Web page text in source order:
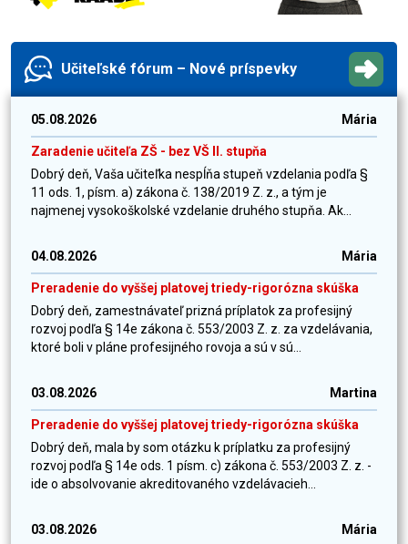
Učiteľské fórum – Nové príspevky
05.08.2026 Mária
Zaradenie učiteľa ZŠ - bez VŠ II. stupňa
Dobrý deň, Vaša učiteľka nespĺňa stupeň vzdelania podľa §
11 ods. 1, písm. a) zákona č. 138/2019 Z. z., a tým je
najmenej vysokoškolské vzdelanie druhého stupňa. Ak...
04.08.2026 Mária
Preradenie do vyššej platovej triedy-rigorózna skúška
Dobrý deň, zamestnávateľ prizná príplatok za profesijný
rozvoj podľa § 14e zákona č. 553/2003 Z. z. za vzdelávania,
ktoré boli v pláne profesijného rovoja a sú v sú...
03.08.2026 Martina
Preradenie do vyššej platovej triedy-rigorózna skúška
Dobrý deň, mala by som otázku k príplatku za profesijný
rozvoj podľa § 14e ods. 1 písm. c) zákona č. 553/2003 Z. z. -
ide o absolvovanie akreditovaného vzdelávacieh...
03.08.2026 Mária